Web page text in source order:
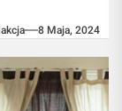
na
8 Maja, 2024